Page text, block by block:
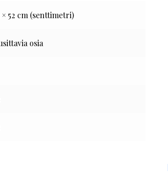
× 52 cm (senttimetri)
osia